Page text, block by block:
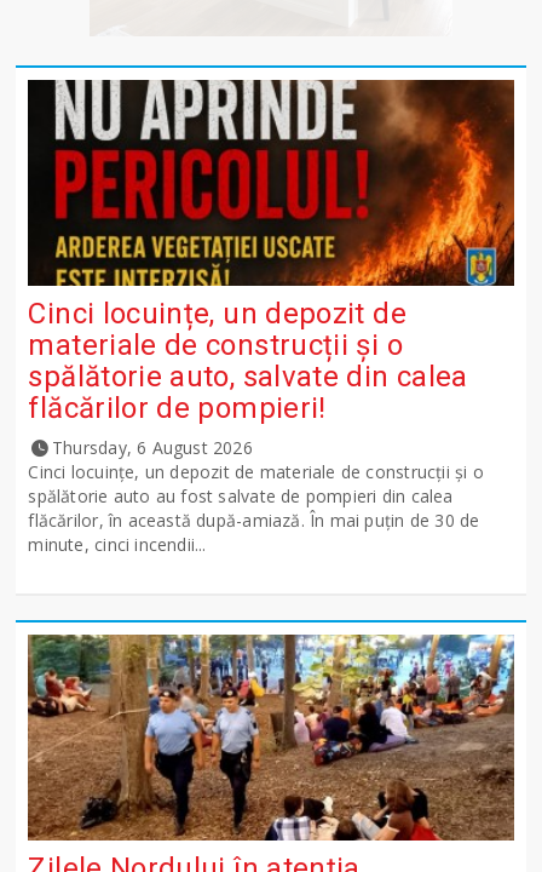
Cinci locuințe, un depozit de
materiale de construcții și o
spălătorie auto, salvate din calea
flăcărilor de pompieri!
Thursday, 6 August 2026
Cinci locuințe, un depozit de materiale de construcții și o
spălătorie auto au fost salvate de pompieri din calea
flăcărilor, în această după-amiază. În mai puțin de 30 de
minute, cinci incendii...